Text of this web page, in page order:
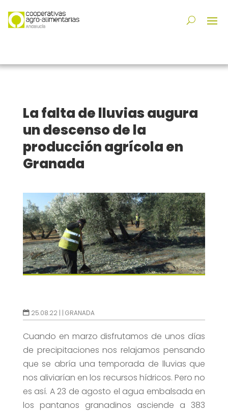
La falta de lluvias augura
un descenso de la
producción agrícola en
Granada
25.08.22 | | GRANADA
Cuando en marzo disfrutamos de unos días
de precipitaciones nos relajamos pensando
que se abría una temporada de lluvias que
nos aliviarían en los recursos hídricos. Pero no
es así. A 23 de agosto el agua embalsada en
los pantanos granadinos asciende a 383